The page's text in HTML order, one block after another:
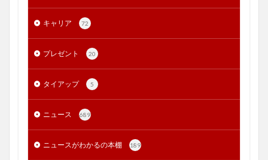
キャリア 72
プレゼント 20
タイアップ 5
ニュース 689
ニュースがわかるの本棚 189